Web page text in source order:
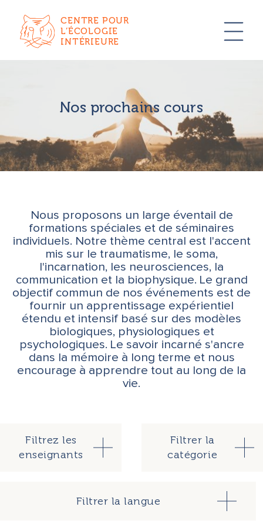
CENTRE POUR
L’ÉCOLOGIE
INTÉRIEURE
Nos prochains cours
Nous proposons un large éventail de
formations spéciales et de séminaires
individuels. Notre thème central est l'accent
mis sur le traumatisme, le soma,
l'incarnation, les neurosciences, la
communication et la biophysique. Le grand
objectif commun de nos événements est de
fournir un apprentissage expérientiel
étendu et intensif basé sur des modèles
biologiques, physiologiques et
psychologiques. Le savoir incarné s'ancre
dans la mémoire à long terme et nous
encourage à apprendre tout au long de la
vie.
Filtrez les
enseignants
Filtrer la
catégorie
Filtrer la langue